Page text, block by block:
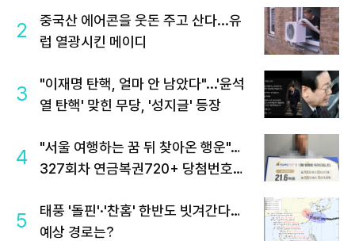
2
중국산 에어콘을 웃돈 주고 산다...유
럽 열광시킨 메이디
3
"이재명 탄핵, 얼마 안 남았다"...'윤석
열 탄핵' 맞힌 무당, '성지글' 등장
4
"서울 여행하는 꿈 뒤 찾아온 행운"…
327회차 연금복권720+ 당첨번호조
5
태풍 '돌핀'·'찬홈' 한반도 빗겨간다…
예상 경로는?